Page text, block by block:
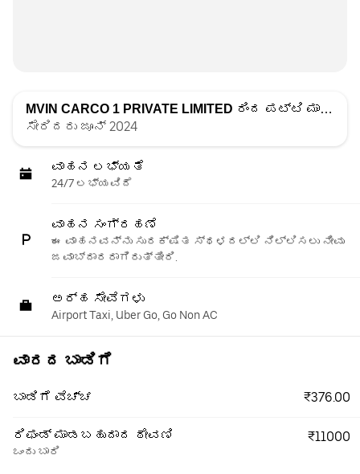
MVIN CARCO 1 PRIVATE LIMITED ರಿಂದ ಪಟ್ಟಿ ಮಾಡಲಾಗಿದೆ
ಸೇರಿದರು ಜೂನ್ 2024
ವಾಹನ ಲಭ್ಯತೆ
24/7 ಲಭ್ಯವಿದೆ
ವಾಹನ ಸಂಗ್ರಹಣೆ
ಈ ವಾಹನವನ್ನು ಸುರಕ್ಷಿತ ಸ್ಥಳದಲ್ಲಿ ನಿಲ್ಲಿಸಲು ನೀವು
ಜವಾಬ್ದಾರರಾಗಿರುತ್ತೀರಿ.
ಅರ್ಹ ಸೇವೆಗಳು
Airport Taxi, Uber Go, Go Non AC
ವಾರದ ಬಾಡಿಗೆ
ಬಾಡಿಗೆ ವೆಚ್ಚ ₹376.00
ರಿಫಂಡ್ ಮಾಡಬಹುದಾದ ಠೇವಣಿ
ಒಂದು ಬಾರಿ
₹11000